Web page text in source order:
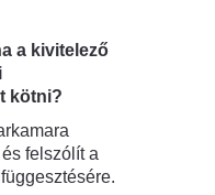
a kivitelező
kötni?
felszólít a